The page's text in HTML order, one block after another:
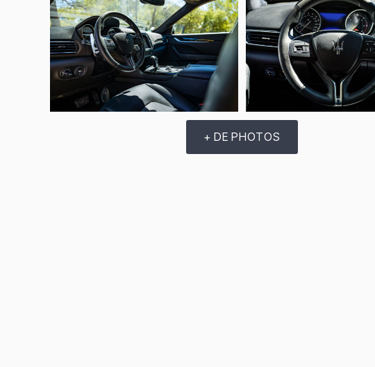
+ DE PHOTOS